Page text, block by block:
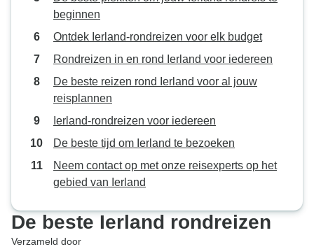
beginnen
Ontdek Ierland-rondreizen voor elk budget
Rondreizen in en rond Ierland voor iedereen
De beste reizen rond Ierland voor al jouw
reisplannen
Ierland-rondreizen voor iedereen
De beste tijd om Ierland te bezoeken
Neem contact op met onze reisexperts op het
gebied van Ierland
De beste Ierland rondreizen
Verzameld door